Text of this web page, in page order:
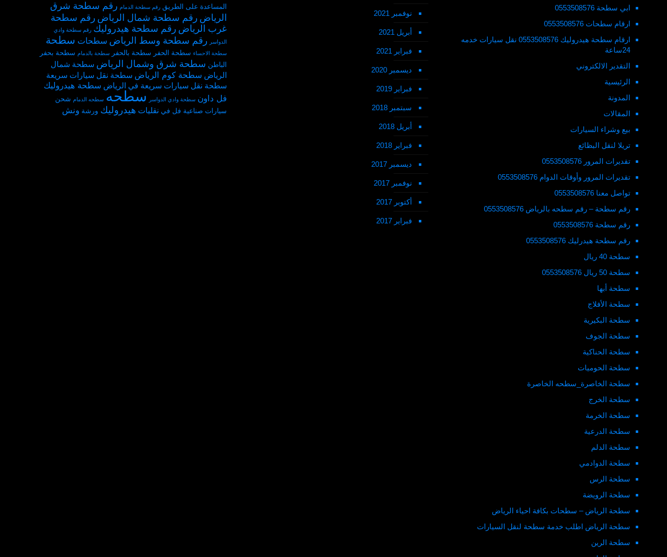
ابي سطحة 0553508576
ارقام سطحات 0553508576
ارقام سطحة هيدروليك 0553508576 نقل سيارات خدمه
24ساعة
التقدير الالكتروني
الرئيسية
المدونة
المقالات
بيع وشراء السيارات
تريلا لنقل البظائع
تقديرات المرور 0553508576
تقديرات المرور وأوقات الدوام 0553508576
تواصل معنا 0553508576
رقم سطحة – رقم سطحه بالرياض 0553508576
رقم سطحة 0553508576
رقم سطحة هيدرليك 0553508576
سطحة 40 ريال
سطحة 50 ريال 0553508576
سطحة أبها
سطحة الأفلاج
سطحة البكيرية
سطحة الجوف
سطحة الحناكية
سطحة الحوميات
سطحة الخاصرة_سطحه الخاصرة
سطحة الخرج
سطحة الخرمة
سطحة الدرعية
سطحة الدلم
سطحة الدوادمي
سطحة الرس
سطحة الرويضة
سطحة الرياض – سطحات بكافة احياء الرياض
سطحة الرياض اطلب خدمة سطحة لنقل السيارات
سطحة الرين
نوفمبر 2021
أبريل 2021
فبراير 2021
ديسمبر 2020
فبراير 2019
سبتمبر 2018
أبريل 2018
فبراير 2018
ديسمبر 2017
نوفمبر 2017
أكتوبر 2017
فبراير 2017
المساعدة على الطريق رقم سطحة الدمام رقم سطحة شرق
الرياض رقم سطحة شمال الرياض رقم سطحة
غرب الرياض رقم سطحة هيدروليك رقم سطحة وادي
الدواسر
رقم سطحة وسط الرياض سطحات سطحة
سطحة الاحساء سطحة الحفر سطحة بالحفر سطحة بالدمام سطحة بحفر
الباطن سطحة شرق وشمال الرياض سطحة شمال
الرياض سطحة كوم الرياض سطحة نقل سيارات سريعة
سطحة نقل سيارات سريعة في الرياض سطحة هيدروليك
فل داون سطحة وادي الدواسر سطحه سطحه الدمام شحن
سيارات صناعية فل في نقليات هيدروليك ورشة ونش